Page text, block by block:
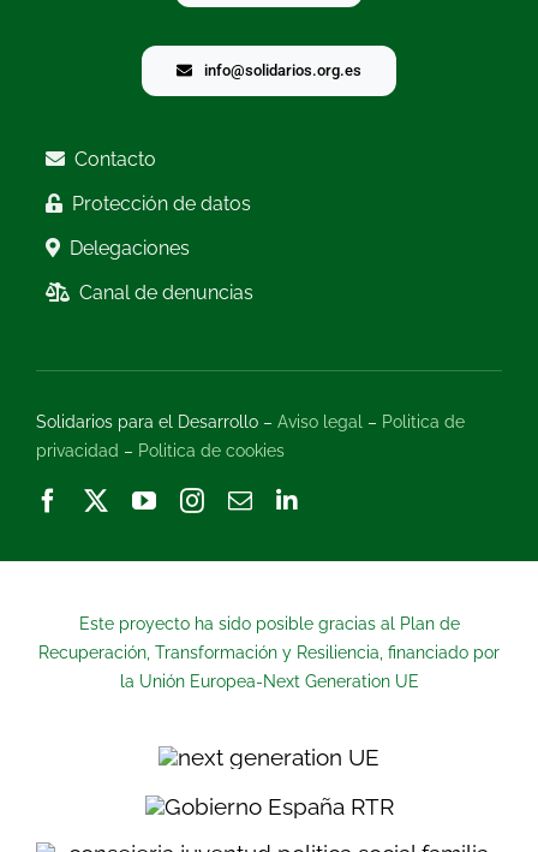
info@solidarios.org.es
Contacto
Protección de datos
Delegaciones
Canal de denuncias
Solidarios para el Desarrollo – Aviso legal – Politica de
privacidad – Politica de cookies
Este proyecto ha sido posible gracias al Plan de
Recuperación, Transformación y Resiliencia, financiado por
la Unión Europea-Next Generation UE